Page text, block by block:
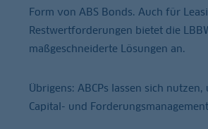
Form von ABS Bonds. Auch für
Restwertforderungen bietet die
maßgeschneiderte Lösungen an.
Übrigens: ABCPs lassen sich
Capital- und